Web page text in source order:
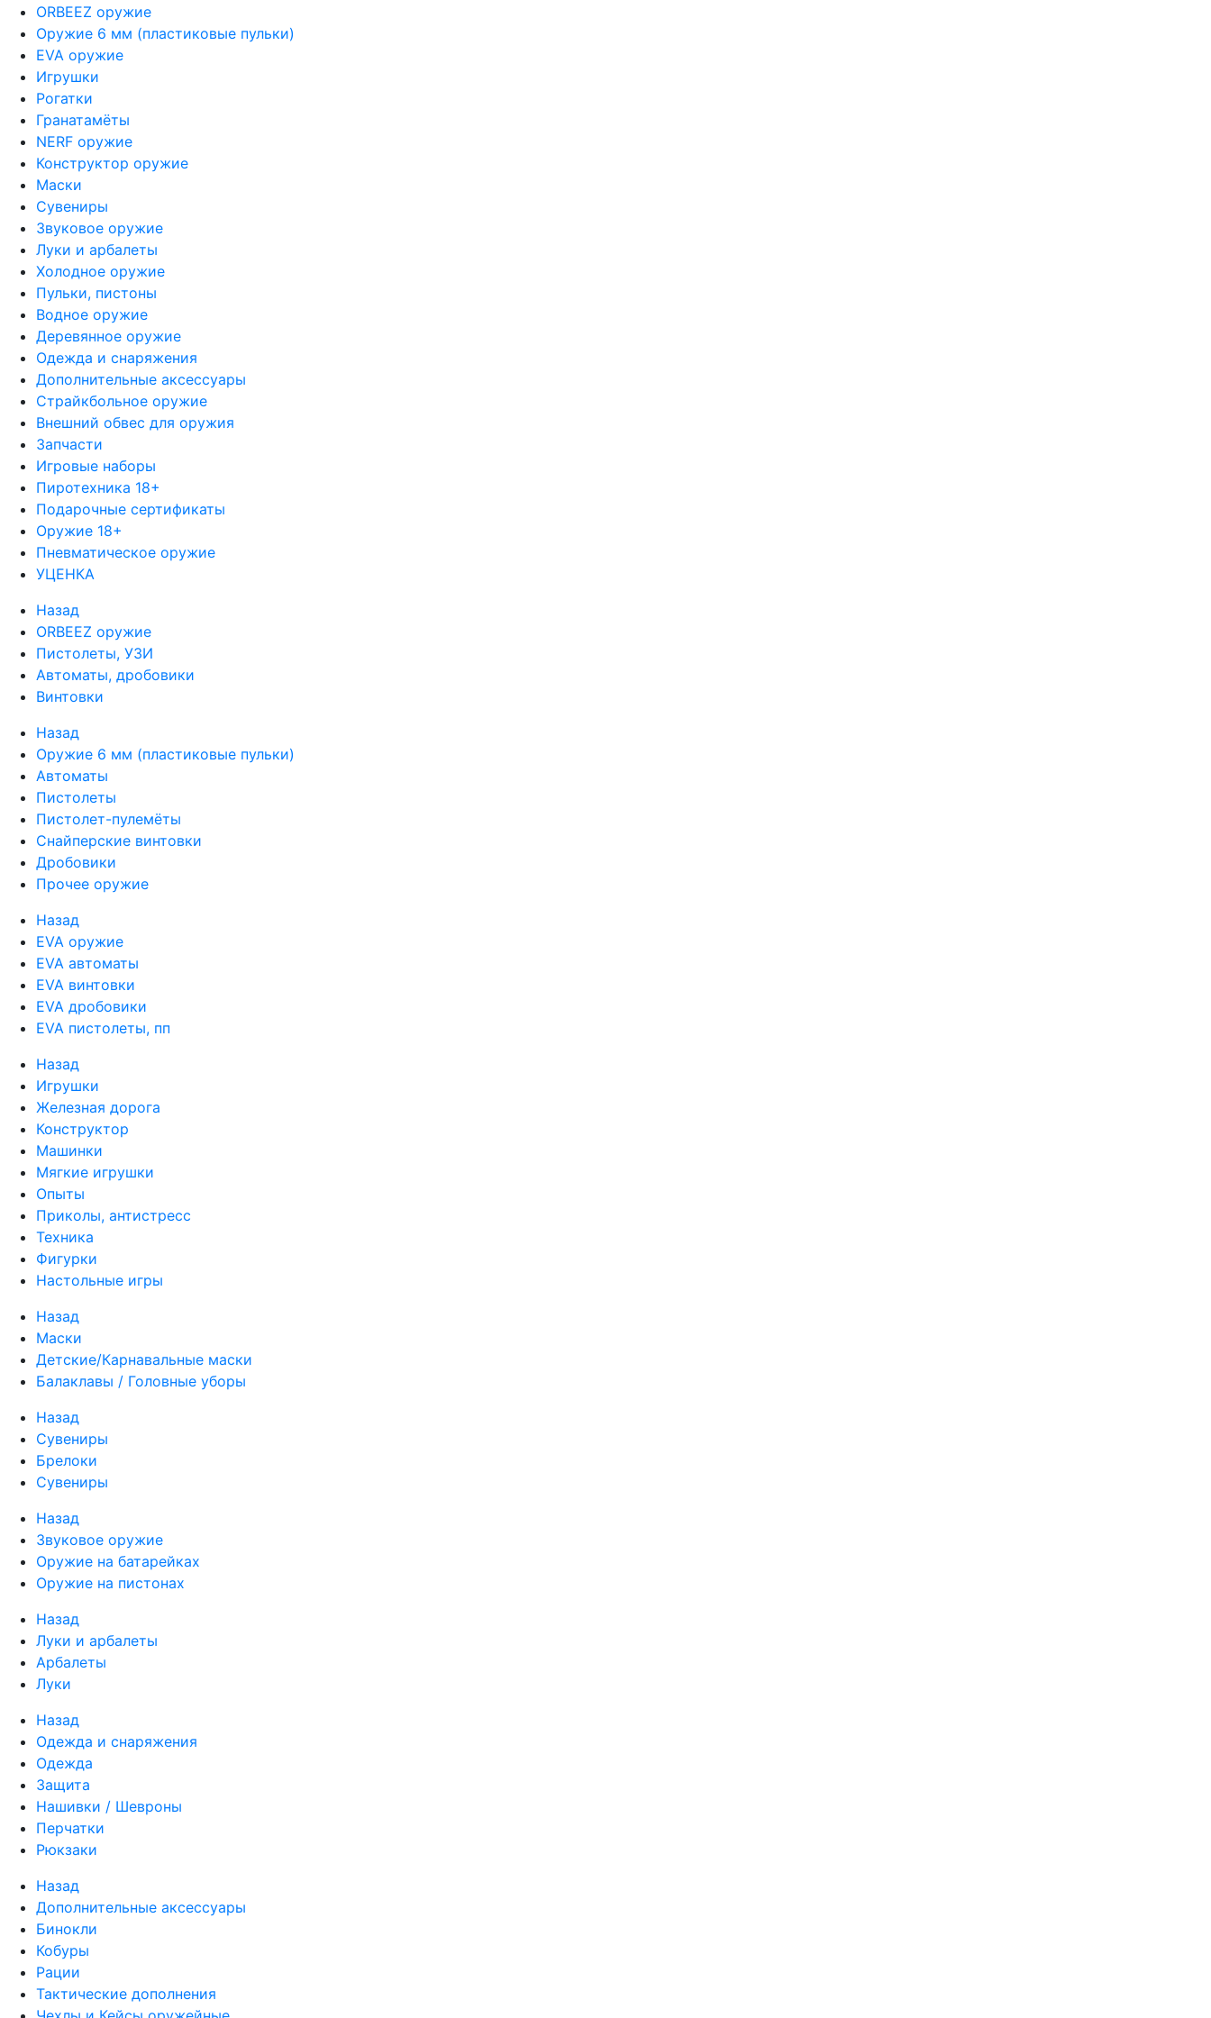
ORBEEZ оружие
Оружие 6 мм (пластиковые пульки)
EVA оружие
Игрушки
Рогатки
Гранатамёты
NERF оружие
Конструктор оружие
Маски
Сувениры
Звуковое оружие
Луки и арбалеты
Холодное оружие
Пульки, пистоны
Водное оружие
Деревянное оружие
Одежда и снаряжения
Дополнительные аксессуары
Страйкбольное оружие
Внешний обвес для оружия
Запчасти
Игровые наборы
Пиротехника 18+
Подарочные сертификаты
Оружие 18+
Пневматическое оружие
УЦЕНКА
Назад
ORBEEZ оружие
Пистолеты, УЗИ
Автоматы, дробовики
Винтовки
Назад
Оружие 6 мм (пластиковые пульки)
Автоматы
Пистолеты
Пистолет-пулемёты
Снайперские винтовки
Дробовики
Прочее оружие
Назад
EVA оружие
EVA автоматы
EVA винтовки
EVA дробовики
EVA пистолеты, пп
Назад
Игрушки
Железная дорога
Конструктор
Машинки
Мягкие игрушки
Опыты
Приколы, антистресс
Техника
Фигурки
Настольные игры
Назад
Маски
Детские/Карнавальные маски
Балаклавы / Головные уборы
Назад
Сувениры
Брелоки
Сувениры
Назад
Звуковое оружие
Оружие на батарейках
Оружие на пистонах
Назад
Луки и арбалеты
Арбалеты
Луки
Назад
Одежда и снаряжения
Одежда
Защита
Нашивки / Шевроны
Перчатки
Рюкзаки
Назад
Дополнительные аксессуары
Бинокли
Кобуры
Рации
Тактические дополнения